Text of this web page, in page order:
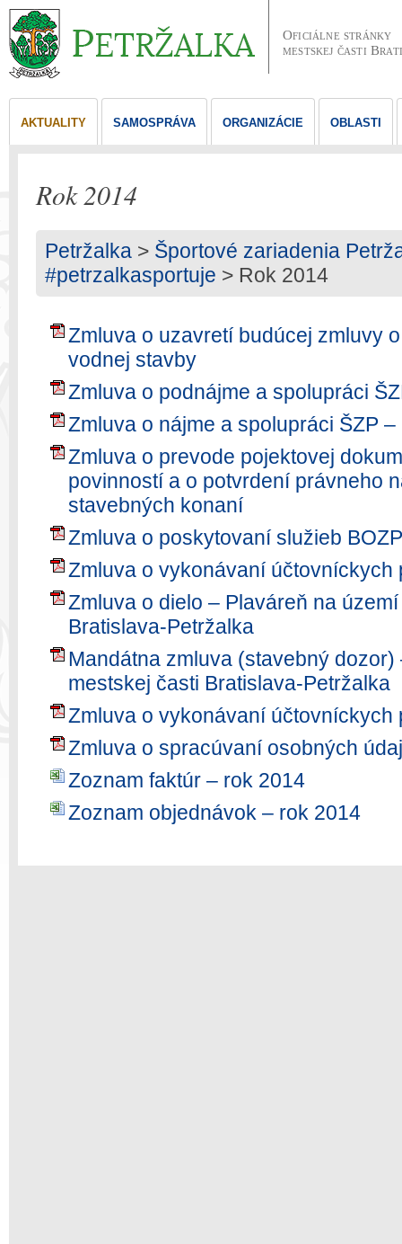
Oficiálne stránky
mestskej časti
AKTUALITY SAMOSPRÁVA ORGANIZÁCIE OBLASTI
Rok 2014
Petržalka > Športové zariadenia
#petrzalkasportuje > Rok 2014
Zmluva o uzavretí budúcej zmluvy
vodnej stavby
Zmluva o podnájme a spolupráci
Zmluva o nájme a spolupráci ŠZP –
Zmluva o prevode pojektovej
povinností a o potvrdení právneho
stavebných konaní
Zmluva o poskytovaní služieb
Zmluva o vykonávaní účtovníckych
Zmluva o dielo – Plaváreň na
Bratislava-Petržalka
Mandátna zmluva (stavebný
mestskej časti Bratislava-Petržalka
Zmluva o vykonávaní účtovníckych
Zmluva o spracúvaní osobných
Zoznam faktúr – rok 2014
Zoznam objednávok – rok 2014